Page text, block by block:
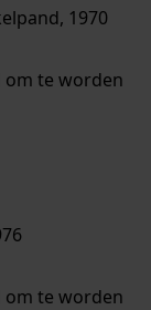
1970
om te worden
om te worden